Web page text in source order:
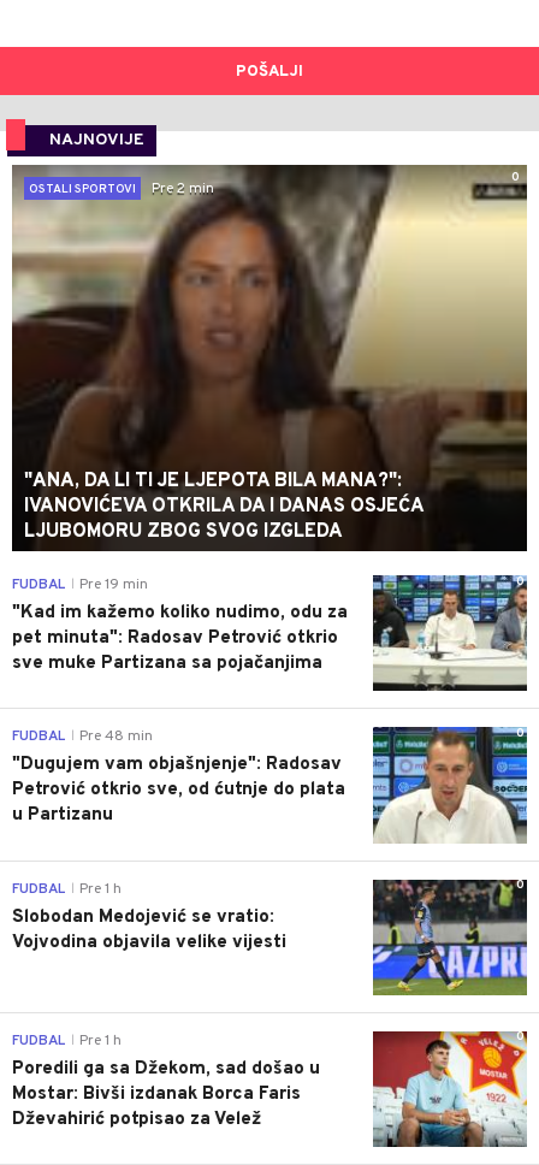
POŠALJI
NAJNOVIJE
0
OSTALI SPORTOVI
Pre 2 min
"ANA, DA LI TI JE LJEPOTA BILA MANA?":
IVANOVIĆEVA OTKRILA DA I DANAS OSJEĆA
LJUBOMORU ZBOG SVOG IZGLEDA
0
FUDBAL Pre 19 min
"Kad im kažemo koliko nudimo, odu za
pet minuta": Radosav Petrović otkrio
sve muke Partizana sa pojačanjima
0
FUDBAL Pre 48 min
"Dugujem vam objašnjenje": Radosav
Petrović otkrio sve, od ćutnje do plata
u Partizanu
0
FUDBAL Pre 1 h
Slobodan Medojević se vratio:
Vojvodina objavila velike vijesti
0
FUDBAL Pre 1 h
Poredili ga sa Džekom, sad došao u
Mostar: Bivši izdanak Borca Faris
Dževahirić potpisao za Velež